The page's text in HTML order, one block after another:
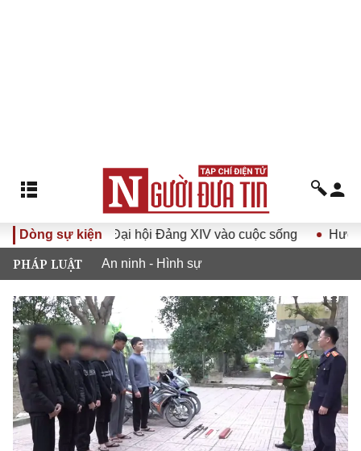
Dòng sự kiện
quyết Đại hội Đảng XIV vào cuộc sống Hướng tới
PHÁP LUẬT An ninh - Hình sự